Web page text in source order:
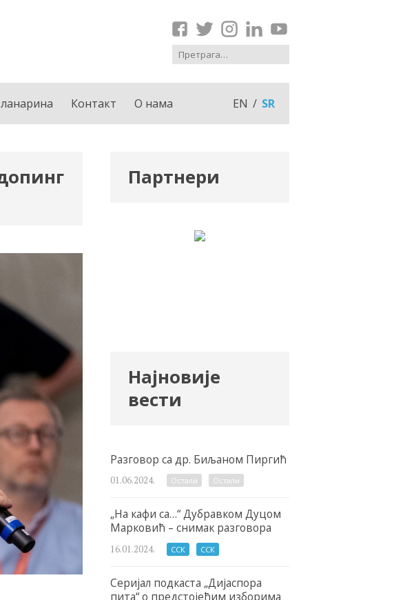
Контакт О нама EN SR
Партнери
Најновије
вести
Разговор са др. Биљаном Пиргић
01.06.2024. Остали Остали
„На кафи са…“ Дубравком Дуцом
Марковић – снимак разговора
16.01.2024. ССК ССК
Серијал подкаста „Дијаспора
пита“ о предстојећим изборима